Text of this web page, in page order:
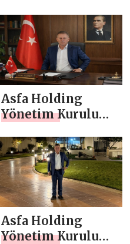
Atasoy `dan
Ramazan ayı
mesajı
Asfa Holding
Yönetim Kurulu
Atasoy `dan Miraç
Kandili Mesajı
Asfa Holding
Yönetim Kurulu